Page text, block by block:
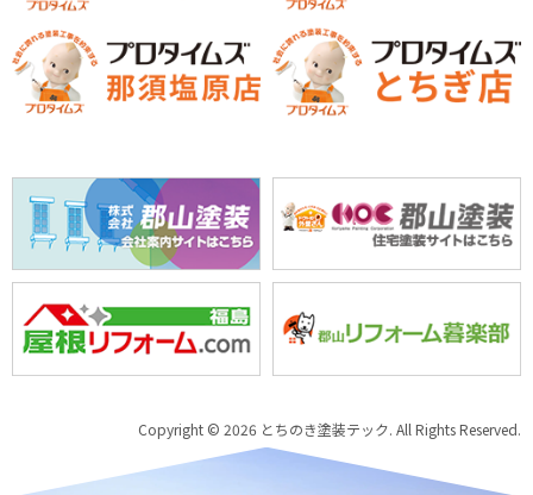
Copyright © 2026 とちのき塗装テック. All Rights Reserved.